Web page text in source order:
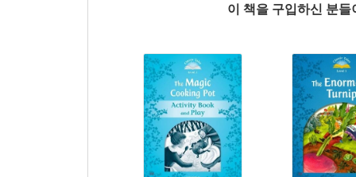
이 책을 구입하신 분